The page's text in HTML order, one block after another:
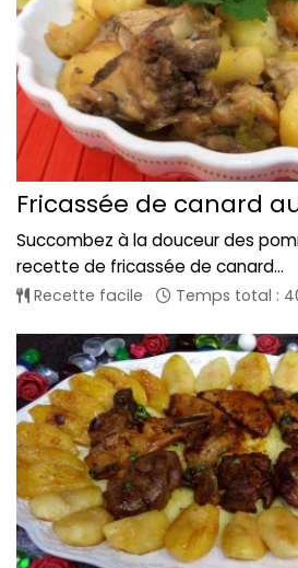
Fricassée de canard
Succombez à la douceur des
recette de fricassée de canard...
Recette facile Temps total :